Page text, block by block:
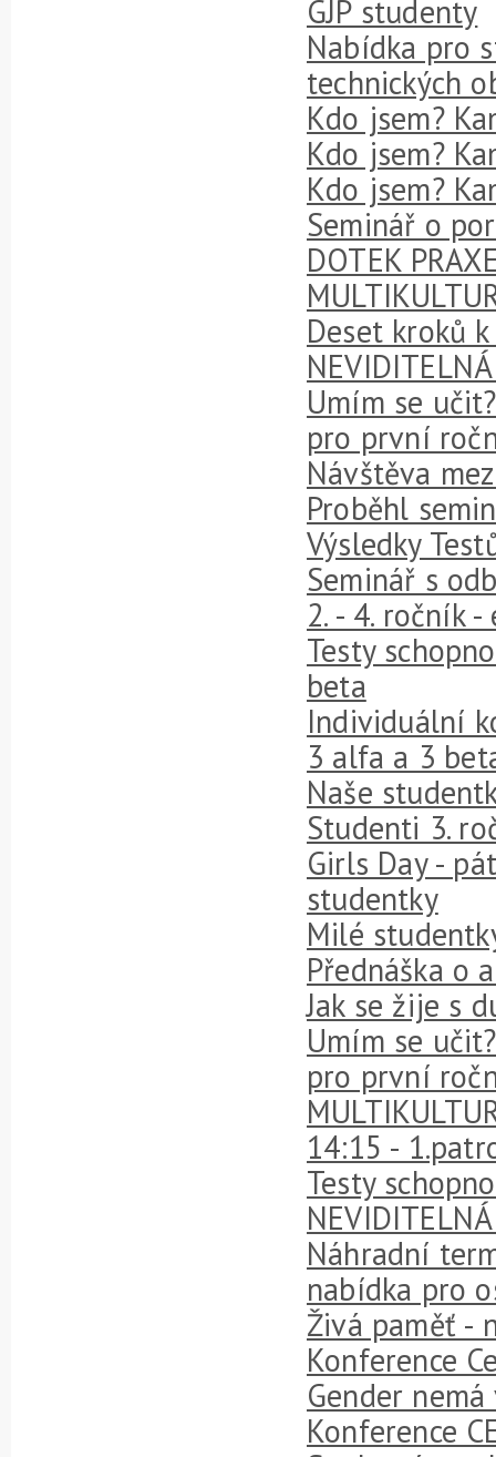
GJP studenty
Nabídka pro
technických
Kdo jsem?
Kdo jsem?
Kdo jsem?
Seminář o
DOTEK
Deset kroků
Umím se
pro první
Návštěva
Proběhl
Výsledky
Seminář s
2. - 4. ročník
Testy
beta
Individuální
3 alfa a 3
Naše
Studenti 3.
Girls Day -
studentky
Milé
Přednáška o
Jak se žije s
Umím se
pro první
14:15 -
Testy
Náhradní
nabídka pro
Živá paměť -
Konference
Gender
Konference